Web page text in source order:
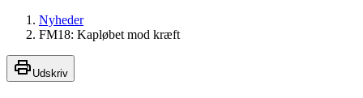
Nyheder
FM18: Kapløbet mod kræft
Udskriv